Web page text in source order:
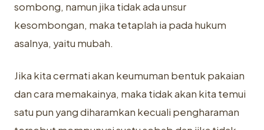
sombong, namun jika tidak ada unsur
kesombongan, maka tetaplah ia pada hukum
asalnya, yaitu mubah.
Jika kita cermati akan keumuman bentuk pakaian
dan cara memakainya, maka tidak akan kita temui
satu pun yang diharamkan kecuali pengharaman